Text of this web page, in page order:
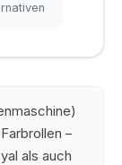
–
als auch